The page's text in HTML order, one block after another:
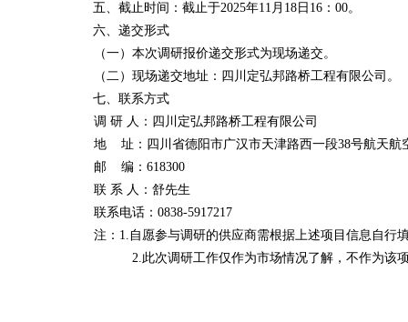
五、截止时间： 截止于2025年11月18日16：00。
六、递交形式
（一）本次调研报价递交形式为现场递交。
（二）现场递交地址：四川定弘邦路桥工程有限公司。
七、联系方式
调 研 人：四川定弘邦路桥工程有限公司
地
址：四川省德阳市广汉市天津路西一段38号航天航
邮 编：618300
联 系 人：舒先生
联系电话：0838-5917217
注：1.自愿参与调研的供应商需根据上述项目信息自行
2.此次调研工作仅作为市场情况了解，不作为该